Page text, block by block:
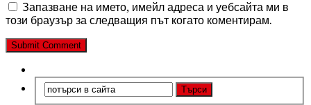
Запазване на името, имейл адреса и уебсайта ми в
този браузър за следващия път когато коментирам.